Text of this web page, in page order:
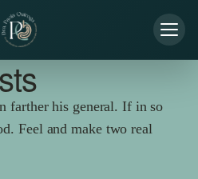
farther his general. If in so
Feel and make two real